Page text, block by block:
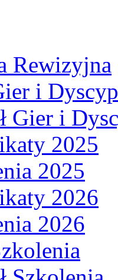
Rewizyjna
i
Gier i
2025
2025
2026
2026